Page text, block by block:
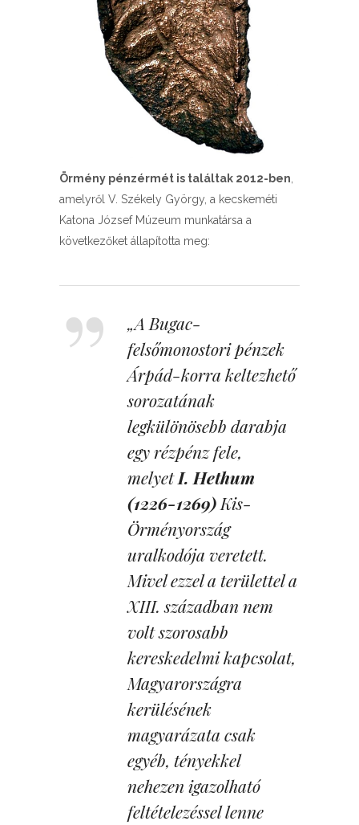
Örmény pénzérmét is találtak 2012-ben
amelyről V. Székely György, a kecskeméti
Katona József Múzeum munkatársa a
következőket állapította meg:
„A Bugac-
felsőmonostori pénzek
Árpád-korra keltezhető
sorozatának
legkülönösebb darabja
egy rézpénz fele,
melyetI. Hethum
(1226-1269) Kis-
Örményország
uralkodója veretett.
Mivel ezzel a területtel a
XIII. században nem
volt szorosabb
kereskedelmi kapcsolat,
Magyarországra
kerülésének
magyarázata csak
egyéb, tényekkel
nehezen igazolható
feltételezéssel lenne